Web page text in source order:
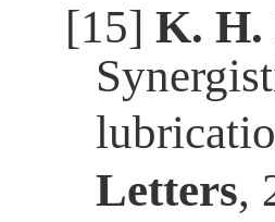
[15] K. H.
Letters,